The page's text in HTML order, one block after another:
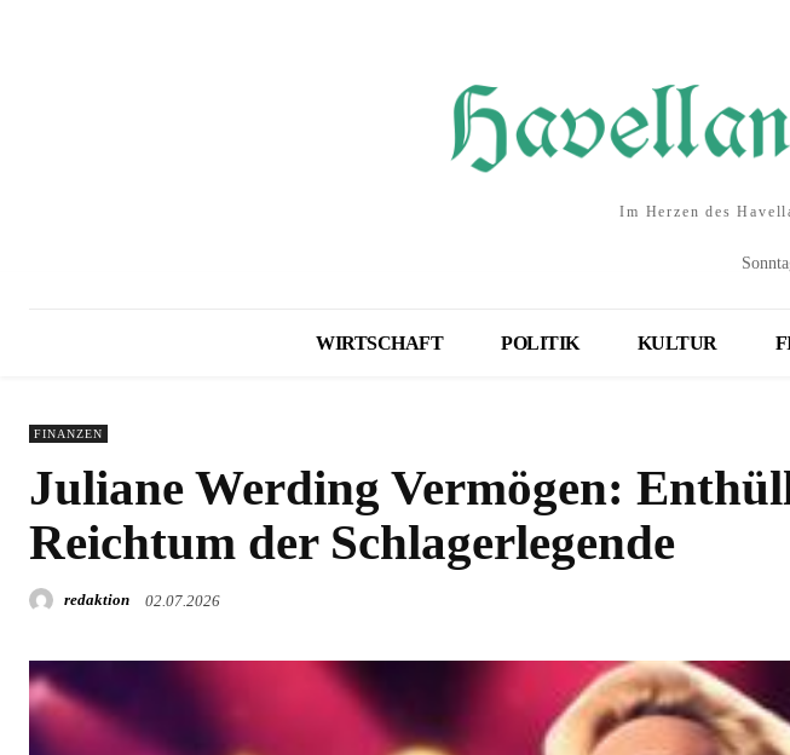
Im Herzen des
WIRTSCHAFT POLITIK KULTUR
FINANZEN
Juliane Werding Vermögen:
Reichtum der Schlagerlegende
redaktion 02.07.2026